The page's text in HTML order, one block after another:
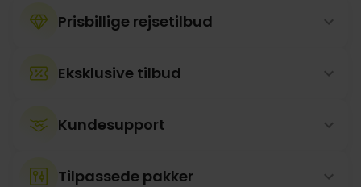
Prisbillige rejsetilbud
Eksklusive tilbud
Kundesupport
Tilpassede pakker